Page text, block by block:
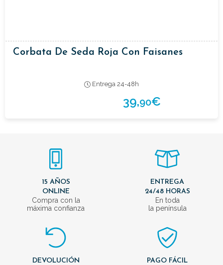
Corbata De Seda Roja Con Faisanes
Entrega 24-48h
39,90€
15 AÑOS
ONLINE
Compra con la
máxima confianza
ENTREGA
24/48 HORAS
En toda
la península
DEVOLUCIÓN
PAGO FÁCIL